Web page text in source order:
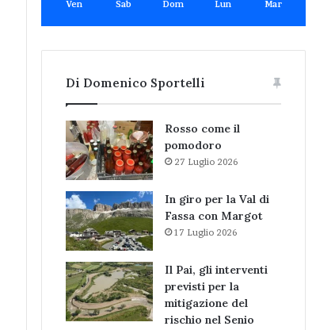
Ven Sab Dom Lun Mar
Di Domenico Sportelli
Rosso come il
pomodoro
27 Luglio 2026
In giro per la Val di
Fassa con Margot
17 Luglio 2026
Il Pai, gli interventi
previsti per la
mitigazione del
rischio nel Senio